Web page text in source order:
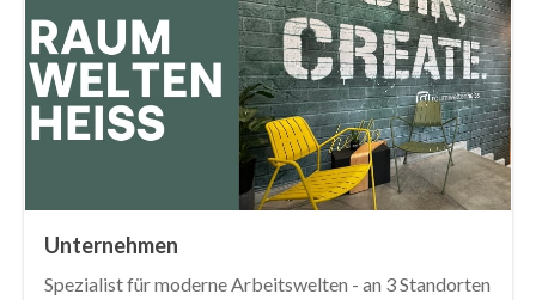
Unternehmen
Spezialist für moderne Arbeitswelten - an 3 Standorten